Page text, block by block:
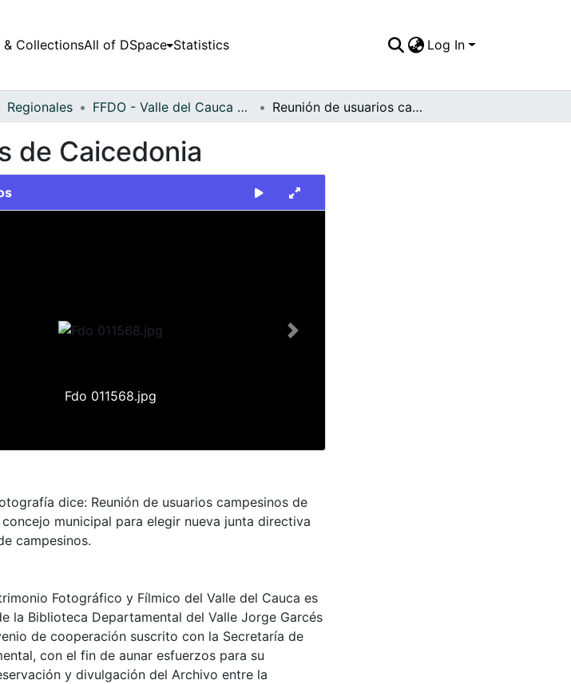
& CollectionsAll of DSpace Statistics Log In
Regionales FFDO - Valle del Cauca - Patrimonial Reunión de usuarios campesinos de Caicedonia
de Caicedonia
Fdo 011568.jpg
Next
dice: Reunión de usuarios campesinos de
municipal para elegir nueva junta directiva
campesinos.
Fotográfico y Fílmico del Valle del Cauca es
la Biblioteca Departamental del Valle Jorge Garcés
de cooperación suscrito con la Secretaría de
con el fin de aunar esfuerzos para su
y divulgación del Archivo entre la